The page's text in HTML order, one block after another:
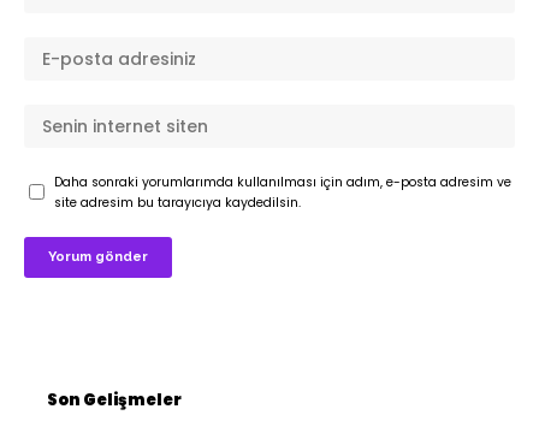
Daha sonraki yorumlarımda kullanılması için adım, e-posta adresim ve
site adresim bu tarayıcıya kaydedilsin.
Son Gelişmeler